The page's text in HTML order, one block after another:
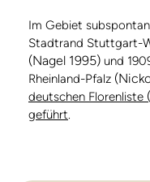
Im Gebiet
Stadtrand Stuttgart-
(Nagel 1995) und
Rheinland-Pfalz
deutschen Florenliste
geführt.